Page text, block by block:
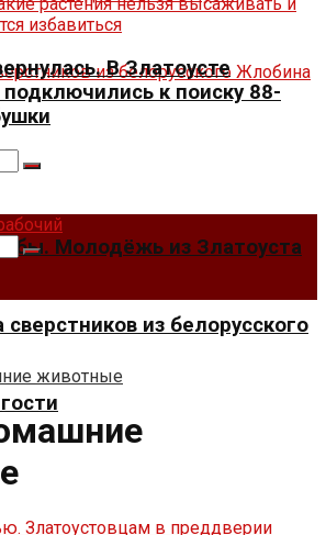
Молодёжь из Златоуста
сверстников из белорусского
В Златоусте
к поиску 88-
животные